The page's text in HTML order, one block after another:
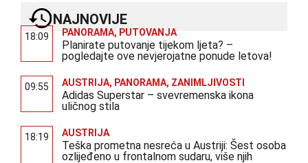
NAJNOVIJE
18:09 PANORAMA, PUTOVANJA
Planirate putovanje tijekom ljeta? –
pogledajte ove nevjerojatne ponude letova!
09:55 AUSTRIJA, PANORAMA, ZANIMLJIVOSTI
Adidas Superstar – svevremenska ikona
uličnog stila
18:19 AUSTRIJA
Teška prometna nesreća u Austriji: Šest osoba
ozlijeđeno u frontalnom sudaru, više njih